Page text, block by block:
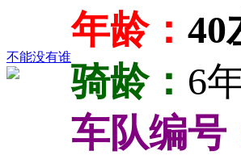
不能没有谁
年龄： 40
骑龄： 6
车队编号